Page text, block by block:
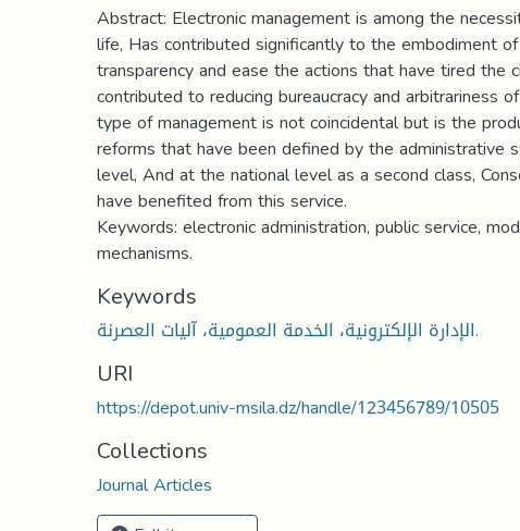
Abstract: Electronic management is among the
life, Has contributed significantly to the embodiment
transparency and ease the actions that have tired the
contributed to reducing bureaucracy and arbitrariness
type of management is not coincidental but is the
reforms that have been defined by the administrative
level, And at the national level as a second class,
have benefited from this service.
Keywords: electronic administration, public service,
mechanisms.
Keywords
الإدارة الإلكترونية، الخدمة العمومية، آليات العصرنة.
URI
https://depot.univ-msila.dz/handle/123456789/10505
Collections
Journal Articles